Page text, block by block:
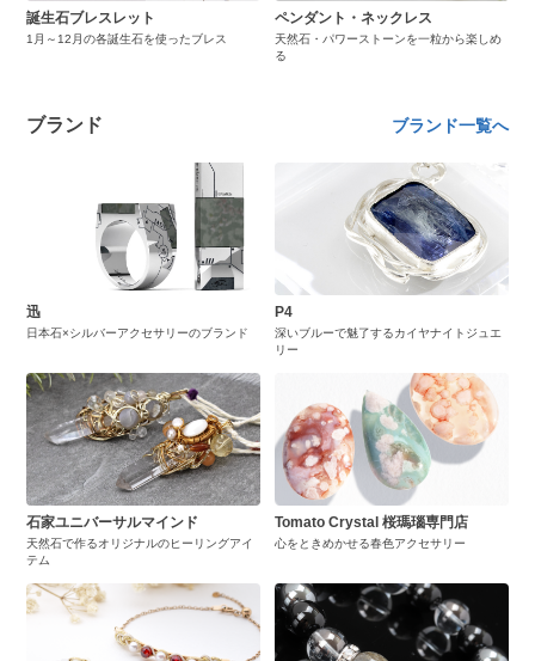
誕生石ブレスレット
1月～12月の各誕生石を使ったブレス
ペンダント・ネックレス
天然石・パワーストーンを一粒から楽しめ
る
ブランド ブランド一覧へ
迅
日本石×シルバーアクセサリーのブランド
P4
深いブルーで魅了するカイヤナイトジュエ
リー
石家ユニバーサルマインド
天然石で作るオリジナルのヒーリングアイ
テム
Tomato Crystal 桜瑪瑙専門店
心をときめかせる春色アクセサリー